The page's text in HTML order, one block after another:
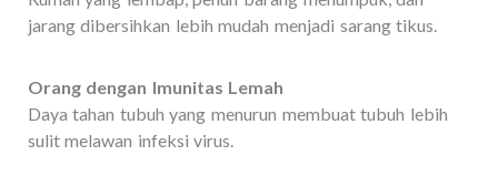
jarang dibersihkan lebih mudah menjadi sarang tikus.
Orang dengan Imunitas Lemah
Daya tahan tubuh yang menurun membuat tubuh lebih
sulit melawan infeksi virus.